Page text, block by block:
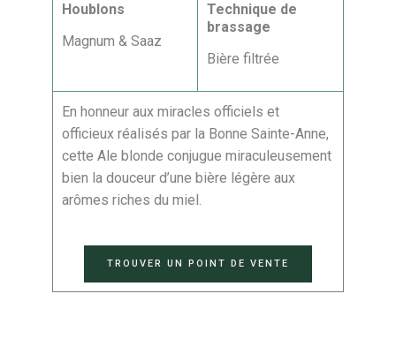
Houblons
Magnum & Saaz
Technique de
brassage
Bière filtrée
En honneur aux miracles officiels et
officieux réalisés par la Bonne Sainte-Anne,
cette Ale blonde conjugue miraculeusement
bien la douceur d’une bière légère aux
arômes riches du miel.
TROUVER UN POINT DE VENTE